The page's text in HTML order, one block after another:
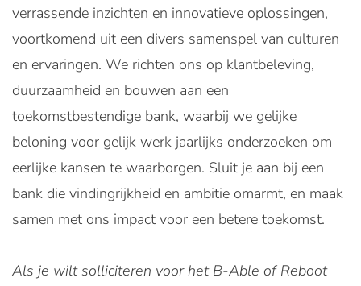
verrassende inzichten en innovatieve oplossingen,
voortkomend uit een divers samenspel van culturen
en ervaringen. We richten ons op klantbeleving,
duurzaamheid en bouwen aan een
toekomstbestendige bank, waarbij we gelijke
beloning voor gelijk werk jaarlijks onderzoeken om
eerlijke kansen te waarborgen. Sluit je aan bij een
bank die vindingrijkheid en ambitie omarmt, en maak
samen met ons impact voor een betere toekomst.
Als je wilt solliciteren voor het B-Able of Reboot